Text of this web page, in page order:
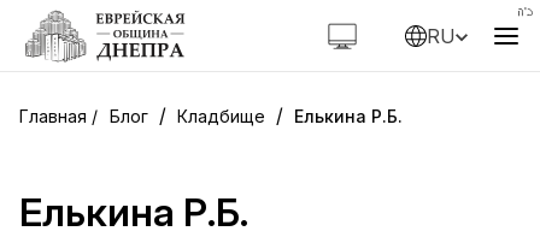
RU
Блог / Кладбище / Елькина Р.Б.
Елькина Р.Б.